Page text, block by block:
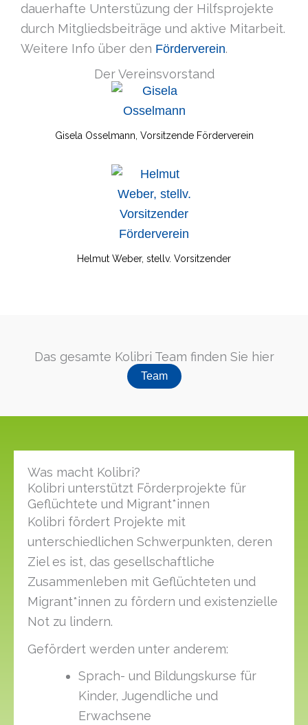
dauerhafte Unterstüzung der Hilfs­projekte
durch Mitgliedsbeiträge und aktive Mitarbeit.
Weitere Info über den Förderverein.
Der Vereinsvorstand
Gisela Osselmann, Vorsitzende Förderverein
Helmut Weber, stellv. Vorsitzender
Das gesamte Kolibri Team finden Sie hier
Team
Was macht Kolibri?
Kolibri unterstützt Förderprojekte für
Geflüchtete und Migrant*innen
Kolibri fördert Projekte mit
unterschiedlichen Schwerpunkten, deren
Ziel es ist, das gesellschaftliche
Zusammenleben mit Geflüchteten und
Migrant*innen zu fördern und existenzielle
Not zu lindern.
Gefördert werden unter anderem:
Sprach- und Bildungskurse für
Kinder, Jugendliche und
Erwachsene